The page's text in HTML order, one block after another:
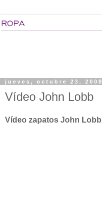
jueves, octubre 23, 2008
Vídeo John Lobb
Vídeo zapatos John Lobb